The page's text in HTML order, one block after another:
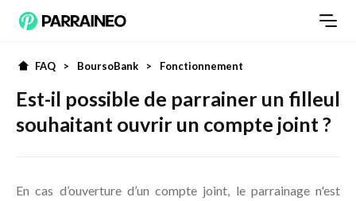
FAQ > BoursoBank > Fonctionnement
Est-il possible de parrainer un filleul
souhaitant ouvrir un compte joint ?
En cas d’ouverture d’un compte joint, le parrainage n'est